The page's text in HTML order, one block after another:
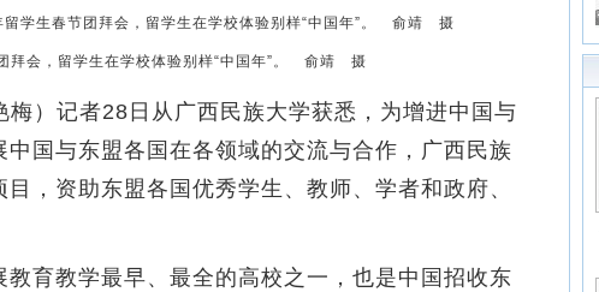
拜会，留学生在学校体验别样“中国年”。 俞靖 摄
记者28日从广西民族大学获悉，为增进中国与
国与东盟各国在各领域的交流与合作，广西民族
，资助东盟各国优秀学生、教师、学者和政府、
教学最早、最全的高校之一，也是中国招收东